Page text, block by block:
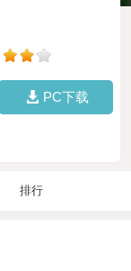
PC下载
排行